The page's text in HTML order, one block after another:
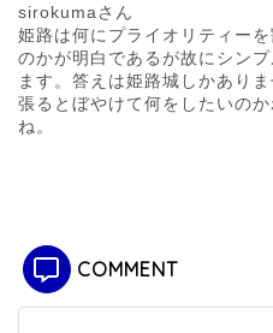
sirokumaさん
姫路は何にプライオリティー
のかが明白であるが故にシン
ます。答えは姫路城しかあり
張るとぼやけて何をしたいの
ね。
COMMENT